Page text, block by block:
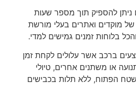
ניתן להספיק תוך מספר שעות
מוקדים ואתרים בעלי מורשת
בלוחות זמנים גמישים למדי.
ברכב אשר עלולים לקחת זמן
או משתנים אחרים, טיולי
הפתוח, ללא תלות בכבישים